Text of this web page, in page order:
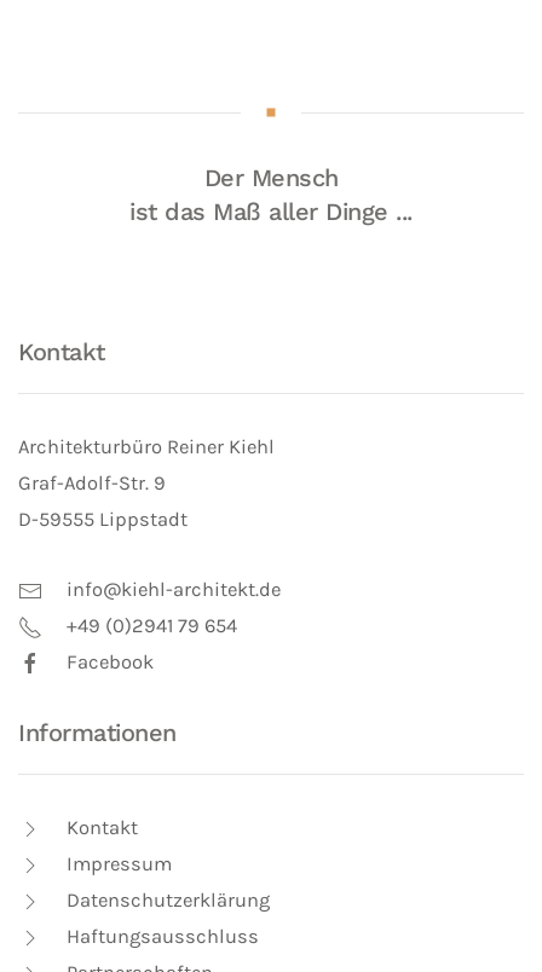
Der Mensch
ist das Maß aller Dinge ...
Kontakt
Architekturbüro Reiner Kiehl
Graf-Adolf-Str. 9
D-59555 Lippstadt
info@kiehl-architekt.de
+49 (0)2941 79 654
Facebook
Informationen
Kontakt
Impressum
Datenschutzerklärung
Haftungsausschluss